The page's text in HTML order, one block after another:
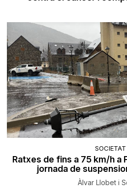
SOCIETAT
Ratxes de fins a 75 km/h a
jornada de
Àlvar Llobet i